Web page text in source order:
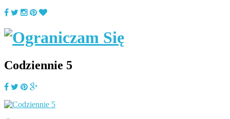
Codziennie 5